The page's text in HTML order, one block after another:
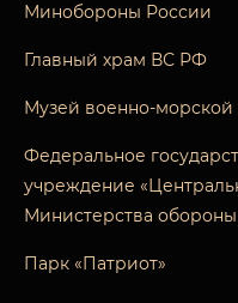
Минобороны России
Главный храм ВС РФ
Музей военно-морской
Федеральное
учреждение
Министерства
Парк «Патриот»